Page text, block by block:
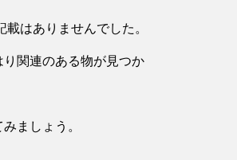
はありませんでした。
関連のある物が見つか
ましょう。